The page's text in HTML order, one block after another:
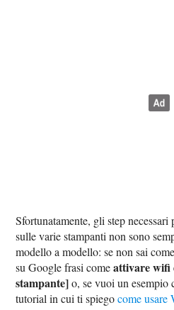
Sfortunatamente, gli step
sulle varie stampanti non sono
modello a modello: se non sai
su Google frasi comeattivare wifi
stampante]o, se vuoi un esempio
tutorial in cui ti spiegocome usare